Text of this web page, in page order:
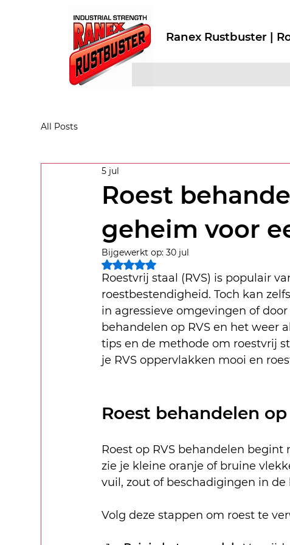
Ranex Rustbuster |
All Posts
Roest
geheim voor
5 jul
Bijgewerkt op:30 jul
Beoordeeld met NaN uit 5 sterren.
Roestvrij staal (RVS) is populair
roestbestendigheid. Toch kan
in agressieve omgevingen of
behandelen op RVS en het
tips en de methode om roestvrij
je RVS oppervlakken mooi en
Roest behandelen
Roest op RVS behandelen
zie je kleine oranje of bruine
vuil, zout of beschadigingen in de
Volg deze stappen om roest te